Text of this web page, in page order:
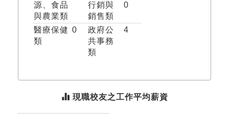
源、食品
與農業類
醫療保健
類
0
行銷與
銷售類
0
政府公
共事務
類
4
現職校友之工作平均薪資